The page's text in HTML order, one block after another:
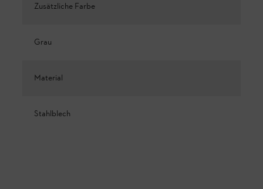
Zusätzliche Farbe
Grau
Material
Stahlblech